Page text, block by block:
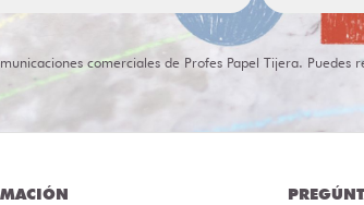
comerciales de Profes Papel Tijera.